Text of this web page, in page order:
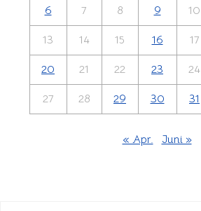
6 7 8 9 10
13 14 15 16 17
20 21 22 23 24
27 28 29 30 31
« Apr. Juni »